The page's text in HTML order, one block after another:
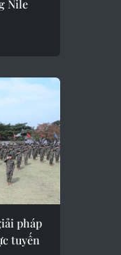
Nile
pháp
tuyến